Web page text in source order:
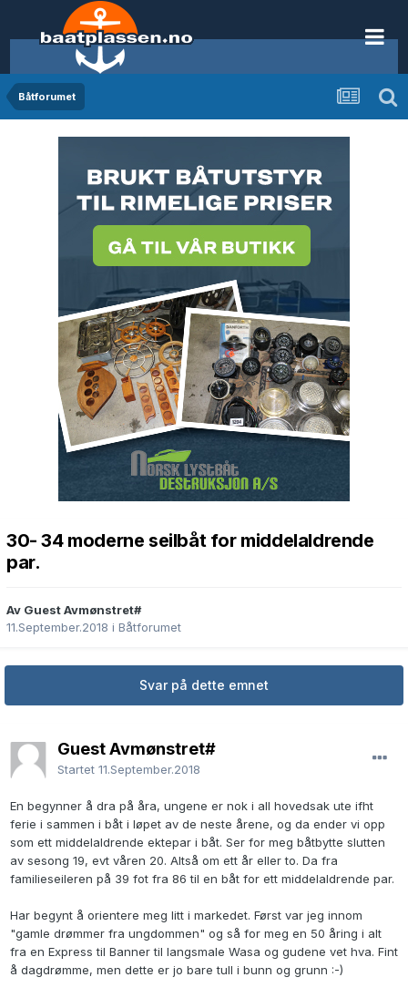
Båtforumet
30- 34 moderne seilbåt for middelaldrende
par.
Av Guest Avmønstret#
11.September.2018 i Båtforumet
Svar på dette emnet
Guest Avmønstret#
Startet 11.September.2018
En begynner å dra på åra, ungene er nok i all hovedsak ute ifht
ferie i sammen i båt i løpet av de neste årene, og da ender vi opp
som ett middelaldrende ektepar i båt. Ser for meg båtbytte slutten
av sesong 19, evt våren 20. Altså om ett år eller to. Da fra
familieseileren på 39 fot fra 86 til en båt for ett middelaldrende par.
Har begynt å orientere meg litt i markedet. Først var jeg innom
"gamle drømmer fra ungdommen" og så for meg en 50 åring i alt
fra en Express til Banner til langsmale Wasa og gudene vet hva. Fint
å dagdrømme, men dette er jo bare tull i bunn og grunn :-)